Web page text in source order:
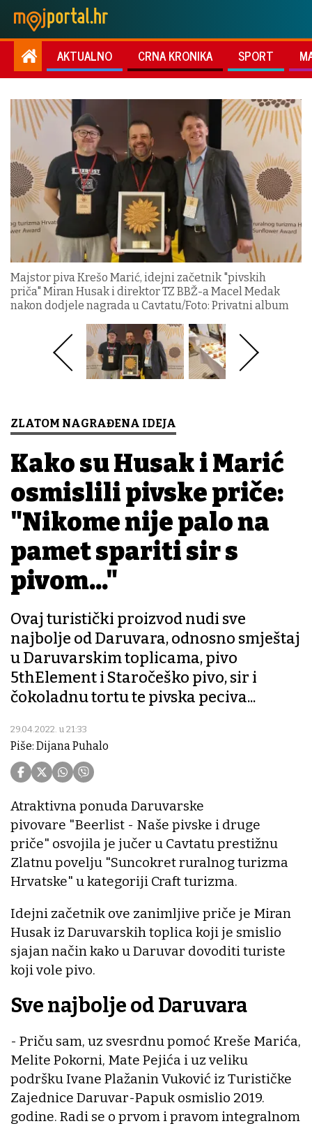
AKTUALNO CRNA KRONIKA SPORT
Majstor piva Krešo Marić, idejni začetnik "pivskih
priča" Miran Husak i direktor TZ BBŽ-a Macel Medak
nakon dodjele nagrada u Cavtatu/Foto: Privatni album
ZLATOM NAGRAĐENA IDEJA
Kako su Husak i Marić
osmislili pivske priče:
"Nikome nije palo na
pamet spariti sir s
pivom..."
Ovaj turistički proizvod nudi sve
najbolje od Daruvara, odnosno smještaj
u Daruvarskim toplicama, pivo
5thElement i Staročeško pivo, sir i
čokoladnu tortu te pivska peciva...
29.04.2022. u 21:33
Piše: Dijana Puhalo
Atraktivna ponuda Daruvarske
pivovare "Beerlist - Naše pivske i druge
priče" osvojila je jučer u Cavtatu prestižnu
Zlatnu povelju "Suncokret ruralnog turizma
Hrvatske" u kategoriji Craft turizma.
Idejni začetnik ove zanimljive priče je Miran
Husak iz Daruvarskih toplica koji je smislio
sjajan način kako u Daruvar dovoditi turiste
koji vole pivo.
Sve najbolje od Daruvara
- Priču sam, uz svesrdnu pomoć Kreše Marića,
Melite Pokorni, Mate Pejića i uz veliku
podršku Ivane Plažanin Vuković iz Turističke
Zajednice Daruvar-Papuk osmislio 2019.
godine. Radi se o prvom i pravom integralnom